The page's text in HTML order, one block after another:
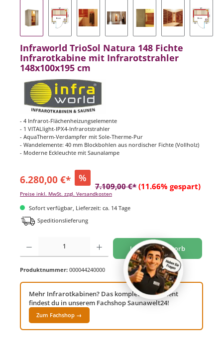
Infraworld TrioSol Natura 148 Fichte
Infrarotkabine mit Infrarotstrahler
148x100x195 cm
- 4 Infrarot-Flächenheizungselemente
- 1 VITALlight-IPX4-Infrarotstrahler
- AquaTherm-Verdampfer mit Sole-Therme-Pur
- Wandelemente: 40 mm Blockbohlen aus nordischer Fichte (Vollholz)
- Moderne Eckleuchte mit Saunalampe
6.280,00 €* %
7.109,00 €* (11.66% gespart)
Preise inkl. MwSt. zzgl. Versandkosten
Sofort verfügbar, Lieferzeit: ca. 14 Tage
Speditionslieferung
Produkt Anzahl: Gib den gewünschten Wert ein oder benutze die Schaltflächen um
In den Warenkorb
Produktnummer: 000044240000
Mehr Infrarotkabinen? Das komplette Sortiment
findest du in unserem Fachshop Saunawelt24!
Zum Fachshop →